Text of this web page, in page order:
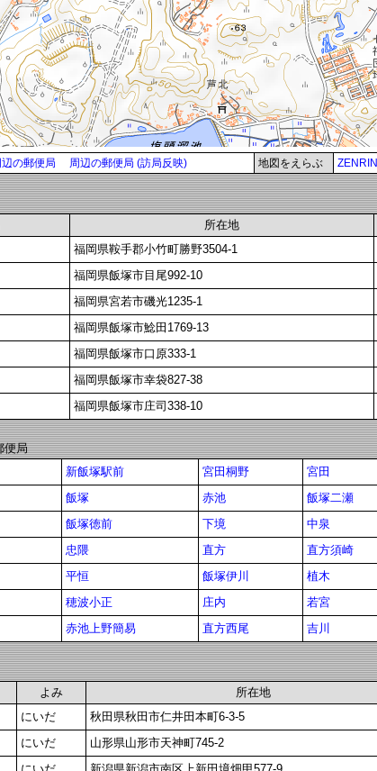
辺の郵便局 周辺の郵便局 (訪局反映) 地図をえらぶ ZENRIN
所在地
福岡県鞍手郡小竹町勝野3504-1
福岡県飯塚市目尾992-10
福岡県宮若市磯光1235-1
福岡県飯塚市鯰田1769-13
福岡県飯塚市口原333-1
福岡県飯塚市幸袋827-38
福岡県飯塚市庄司338-10
便局
新飯塚駅前 宮田桐野 宮田
飯塚 赤池 飯塚二瀬
飯塚徳前 下境 中泉
忠隈 直方 直方須崎
平恒 飯塚伊川 植木
穂波小正 庄内 若宮
赤池上野簡易 直方西尾 吉川
よみ 所在地
にいだ 秋田県秋田市仁井田本町6-3-5
にいだ 山形県山形市天神町745-2